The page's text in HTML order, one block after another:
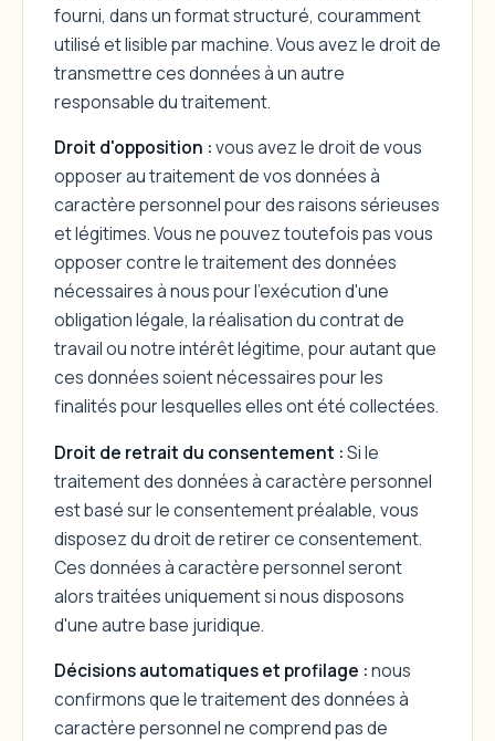
fourni, dans un format structuré, couramment
utilisé et lisible par machine. Vous avez le droit de
transmettre ces données à un autre
responsable du traitement.
Droit d'opposition :vous avez le droit de vous
opposer au traitement de vos données à
caractère personnel pour des raisons sérieuses
et légitimes. Vous ne pouvez toutefois pas vous
opposer contre le traitement des données
nécessaires à nous pour l'exécution d'une
obligation légale, la réalisation du contrat de
travail ou notre intérêt légitime, pour autant que
ces données soient nécessaires pour les
finalités pour lesquelles elles ont été collectées.
Droit de retrait du consentement :Si le
traitement des données à caractère personnel
est basé sur le consentement préalable, vous
disposez du droit de retirer ce consentement.
Ces données à caractère personnel seront
alors traitées uniquement si nous disposons
d'une autre base juridique.
Décisions automatiques et profilage :nous
confirmons que le traitement des données à
caractère personnel ne comprend pas de